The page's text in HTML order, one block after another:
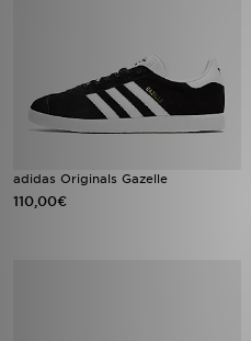
adidas Originals Gazelle
110,00€